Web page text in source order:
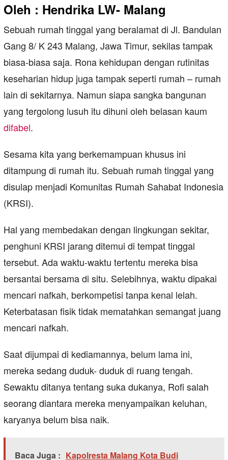
Oleh : Hendrika LW- Malang
Sebuah rumah tinggal yang beralamat di Jl. Bandulan
Gang 8/ K 243 Malang, Jawa Timur, sekilas tampak
biasa-biasa saja. Rona kehidupan dengan rutinitas
keseharian hidup juga tampak seperti rumah – rumah
lain di sekitarnya. Namun siapa sangka bangunan
yang tergolong lusuh itu dihuni oleh belasan kaum
difabel.
Sesama kita yang berkemampuan khusus ini
ditampung di rumah itu. Sebuah rumah tinggal yang
disulap menjadi Komunitas Rumah Sahabat Indonesia
(KRSI).
Hal yang membedakan dengan lingkungan sekitar,
penghuni KRSI jarang ditemui di tempat tinggal
tersebut. Ada waktu-waktu tertentu mereka bisa
bersantai bersama di situ. Selebihnya, waktu dipakai
mencari nafkah, berkompetisi tanpa kenal lelah.
Keterbatasan fisik tidak mematahkan semangat juang
mencari nafkah.
Saat dijumpai di kediamannya, belum lama ini,
mereka sedang duduk- duduk di ruang tengah.
Sewaktu ditanya tentang suka dukanya, Rofi salah
seorang diantara mereka menyampaikan keluhan,
karyanya belum bisa naik.
Baca Juga : Kapolresta Malang Kota Budi